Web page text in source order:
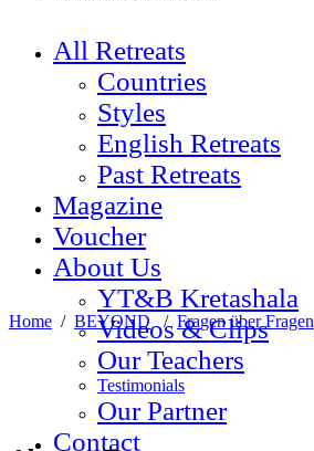
All Retreats
Countries
Styles
English Retreats
Past Retreats
Magazine
Voucher
About Us
YT&B Kretashala
Videos & Clips
Our Teachers
Testimonials
Our Partner
Contact
Home / BEYOND / Fragen über Fragen